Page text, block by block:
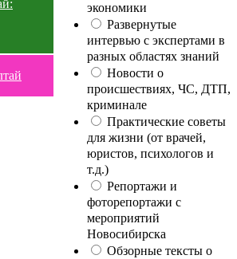
экономики
Развернутые
интервью с экспертами в
разных областях знаний
Новости о
происшествиях, ЧС, ДТП,
криминале
Практические советы
для жизни (от врачей,
юристов, психологов и
т.д.)
Репортажи и
фоторепортажи с
мероприятий
Новосибирска
Обзорные тексты о